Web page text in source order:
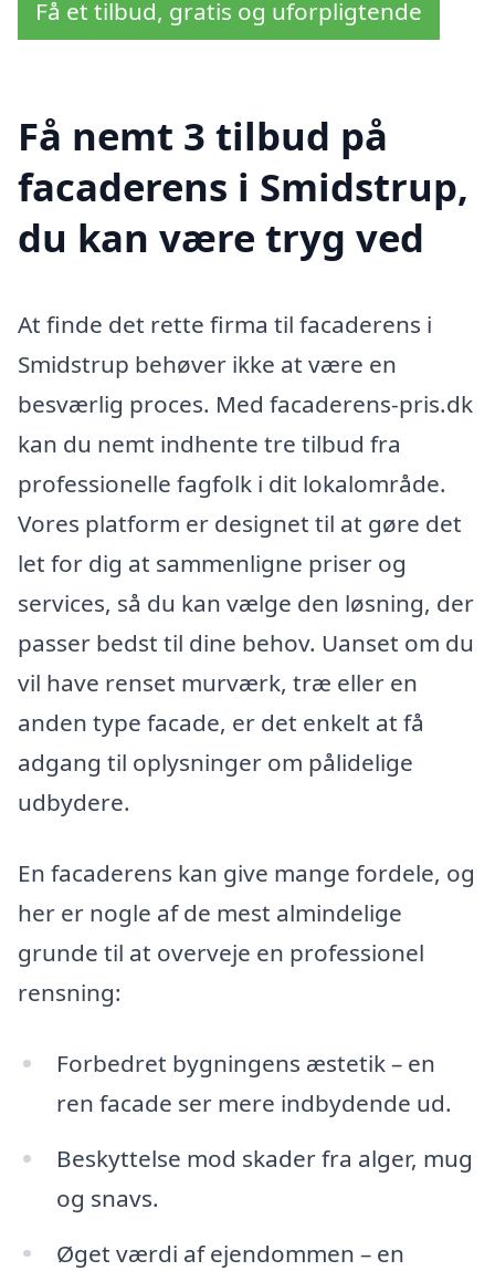
Få et tilbud, gratis og uforpligtende
Få nemt 3 tilbud på
facaderens i Smidstrup,
du kan være tryg ved
At finde det rette firma til facaderens i
Smidstrup behøver ikke at være en
besværlig proces. Med facaderens-pris.dk
kan du nemt indhente tre tilbud fra
professionelle fagfolk i dit lokalområde.
Vores platform er designet til at gøre det
let for dig at sammenligne priser og
services, så du kan vælge den løsning, der
passer bedst til dine behov. Uanset om du
vil have renset murværk, træ eller en
anden type facade, er det enkelt at få
adgang til oplysninger om pålidelige
udbydere.
En facaderens kan give mange fordele, og
her er nogle af de mest almindelige
grunde til at overveje en professionel
rensning:
Forbedret bygningens æstetik – en
ren facade ser mere indbydende ud.
Beskyttelse mod skader fra alger, mug
og snavs.
Øget værdi af ejendommen – en